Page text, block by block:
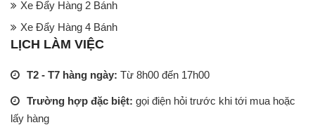
Xe Đẩy Hàng 2 Bánh
Xe Đẩy Hàng 4 Bánh
LỊCH LÀM VIỆC
T2 - T7 hàng ngày: Từ 8h00 đến 17h00
Trường hợp đặc biệt: gọi điện hỏi trước khi tới mua hoặc
lấy hàng